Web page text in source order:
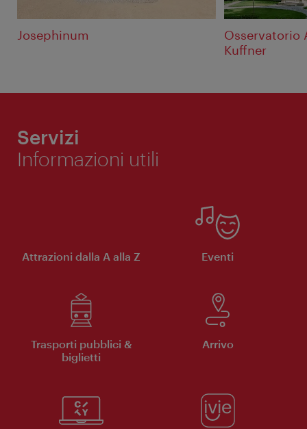
Josephinum
Osservatorio
Kuffner
Servizi
Informazioni utili
Attrazioni dalla A alla Z Eventi
Trasporti pubblici &
biglietti
Arrivo